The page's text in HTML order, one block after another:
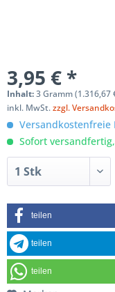
3,95 € *
Inhalt:3 Gramm
inkl. MwSt.zzgl.
Versandkostenfreie
Sofort
teilen
teilen
teilen